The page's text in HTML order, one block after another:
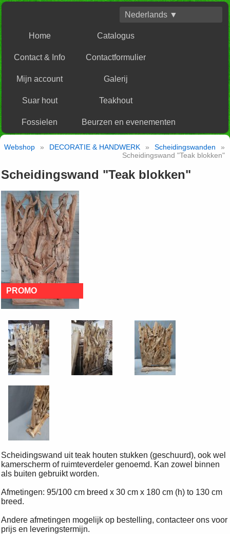
Nederlands ▼
Home Catalogus
Contact & Info Contactformulier
Mijn account Galerij
Suar hout Teakhout
Fossielen Beurzen en evenementen
Webshop » DECORATIE & HANDWERK » Scheidingswanden
»
Scheidingswand "Teak blokken"
Scheidingswand "Teak blokken"
Scheidingswand uit teak houten stukken (geschuurd), ook wel
kamerscherm of ruimteverdeler genoemd. Kan zowel binnen
als buiten gebruikt worden.
Afmetingen: 95/100 cm breed x 30 cm x 180 cm (h) to 130 cm
breed.
Andere afmetingen mogelijk op bestelling, contacteer ons voor
prijs en leveringstermijn.